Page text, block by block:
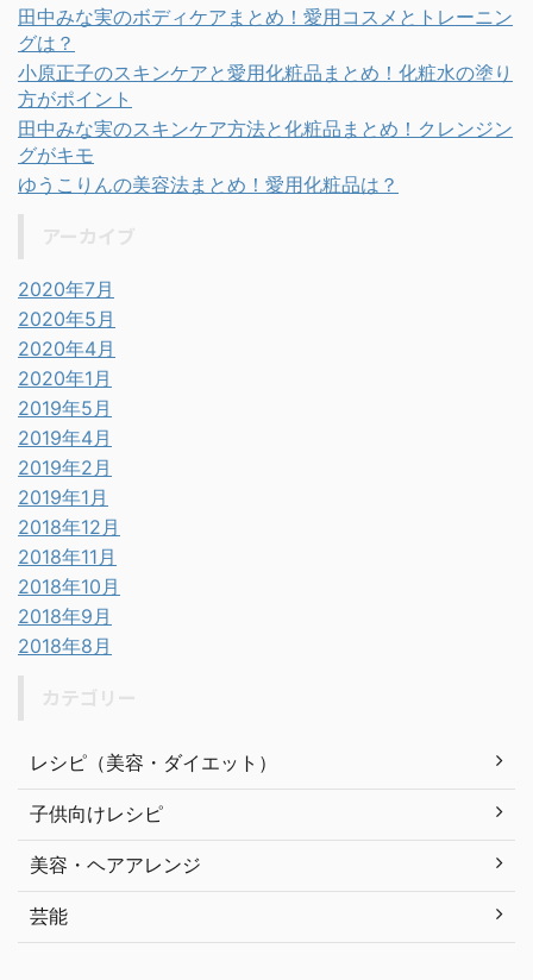
田中みな実のボディケアまとめ！愛用コスメとトレーニン
グは？
小原正子のスキンケアと愛用化粧品まとめ！化粧水の塗り
方がポイント
田中みな実のスキンケア方法と化粧品まとめ！クレンジン
グがキモ
ゆうこりんの美容法まとめ！愛用化粧品は？
2020年7月
2020年5月
2020年4月
2020年1月
2019年5月
2019年4月
2019年2月
2019年1月
2018年12月
2018年11月
2018年10月
2018年9月
2018年8月
レシピ（美容・ダイエット）
子供向けレシピ
美容・ヘアアレンジ
芸能